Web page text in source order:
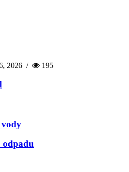
2026 / 195
odpadu